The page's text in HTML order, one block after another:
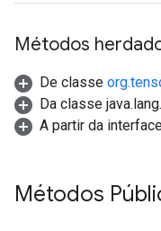
Métodos
De classe
Da classe
A partir da
Métodos